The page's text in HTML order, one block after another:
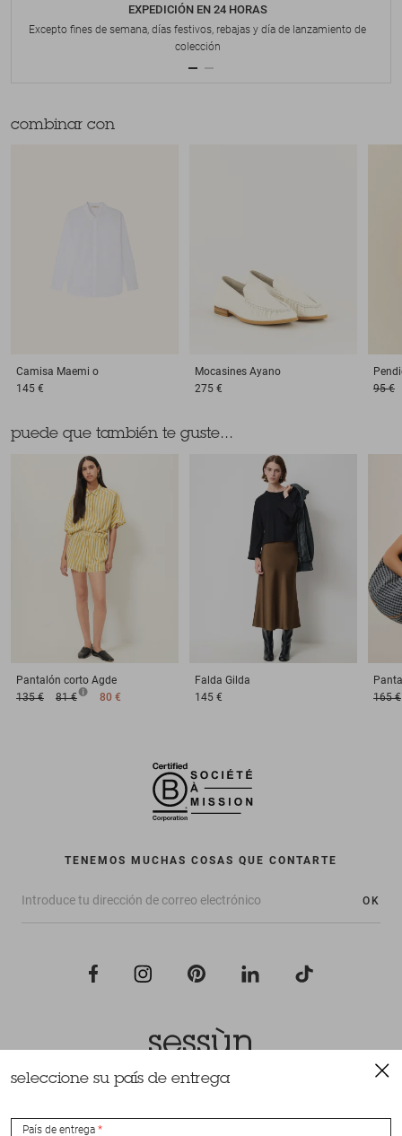
EXPEDICIÓN EN 24 HORAS
Excepto fines de semana, días festivos, rebajas y día de lanzamiento de
colección
combinar con
Camisa Maemi o
145 €
Mocasines Ayano
275 €
95 €
puede que también te guste...
Pantalón corto Agde
135 €
81 € 80 €
Falda Gilda
145 €
165 €
TENEMOS MUCHAS COSAS QUE CONTARTE
OK
Todos los derechos reservados Sessùn 2022
seleccione su país de entrega
País de entrega